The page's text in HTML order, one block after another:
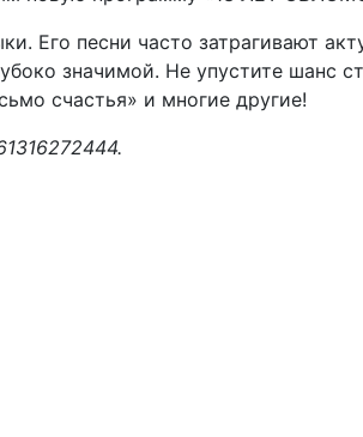
Его песни часто затрагивают
значимой. Не упустите шанс
счастья» и многие другие!